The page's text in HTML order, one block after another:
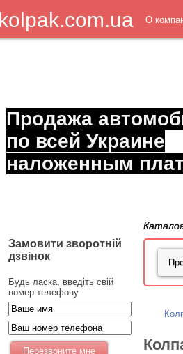
kolpak.com.ua О
Продажа
по всей Украине
наложенным
Замовити зворотній
дзвінок
Будь ласка, введіть свій
номер телефону